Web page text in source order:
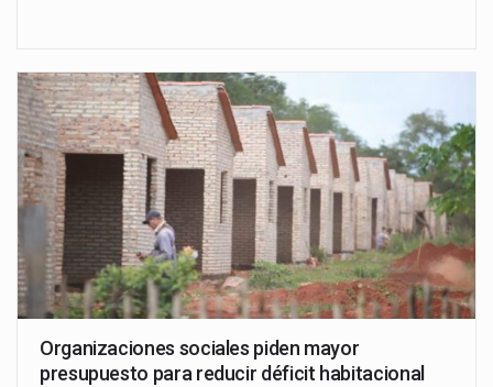
Organizaciones sociales piden mayor
presupuesto para reducir déficit habitacional